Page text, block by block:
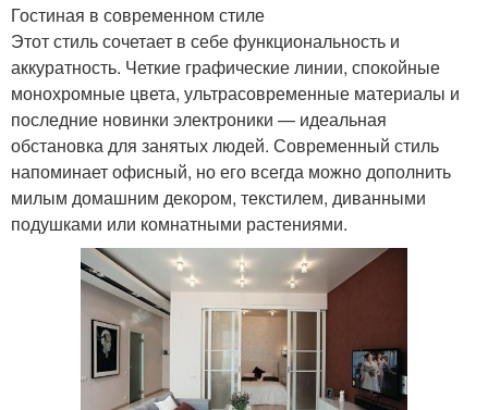
Гостиная в современном стиле
Этот стиль сочетает в себе функциональность и
аккуратность. Четкие графические линии, спокойные
монохромные цвета, ультрасовременные материалы и
последние новинки электроники — идеальная
обстановка для занятых людей. Современный стиль
напоминает офисный, но его всегда можно дополнить
милым домашним декором, текстилем, диванными
подушками или комнатными растениями.